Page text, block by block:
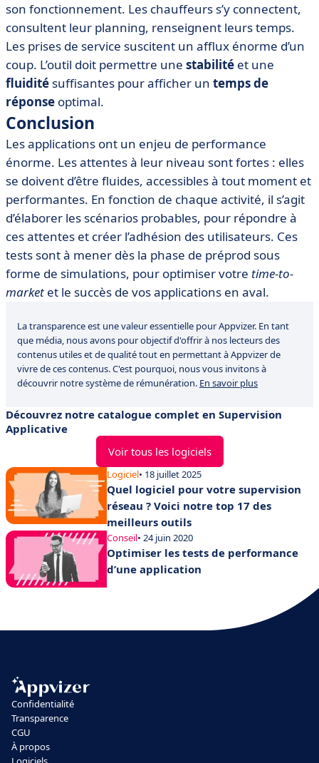
son fonctionnement. Les chauffeurs s’y connectent,
consultent leur planning, renseignent leurs temps.
Les prises de service suscitent un afflux énorme d’un
coup. L’outil doit permettre une stabilité et une
fluidité suffisantes pour afficher un temps de
réponse optimal.
Conclusion
Les applications ont un enjeu de performance
énorme. Les attentes à leur niveau sont fortes : elles
se doivent d’être fluides, accessibles à tout moment et
performantes. En fonction de chaque activité, il s’agit
d’élaborer les scénarios probables, pour répondre à
ces attentes et créer l’adhésion des utilisateurs. Ces
tests sont à mener dès la phase de préprod sous
forme de simulations, pour optimiser votre time-to-
market et le succès de vos applications en aval.
La transparence est une valeur essentielle pour Appvizer. En tant
que média, nous avons pour objectif d'offrir à nos lecteurs des
contenus utiles et de qualité tout en permettant à Appvizer de
vivre de ces contenus. C'est pourquoi, nous vous invitons à
découvrir notre système de rémunération. En savoir plus
Découvrez notre catalogue complet en Supervision
Applicative
Voir tous les logiciels
Logiciel• 18 juillet 2025
Quel logiciel pour votre supervision
réseau ? Voici notre top 17 des
meilleurs outils
Conseil• 24 juin 2020
Optimiser les tests de performance
d’une application
Confidentialité
Transparence
CGU
À propos